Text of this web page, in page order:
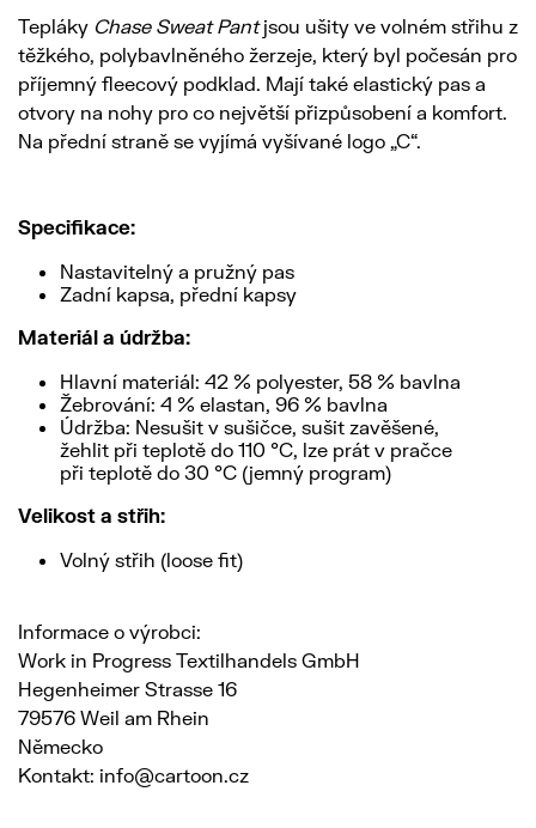
Tepláky Chase Sweat Pantjsou ušity ve volném střihu z
těžkého, polybavlněného žerzeje, který byl počesán pro
příjemný fleecový podklad. Mají také elastický pas a
otvory na nohy pro co největší přizpůsobení a komfort.
Na přední straně se vyjímá vyšívané logo „C“.
Specifikace:
Nastavitelný a pružný pas
Zadní kapsa, přední kapsy
Materiál a údržba:
Hlavní materiál: 42 % polyester, 58 % bavlna
Žebrování: 4 % elastan, 96 % bavlna
Údržba: Nesušit v sušičce, sušit zavěšené,
žehlit při teplotě do 110 °C, lze prát v pračce
při teplotě do 30 °C (jemný program)
Velikost a střih:
Volný střih (loose fit)
Informace o výrobci:
Work in Progress Textilhandels GmbH
Hegenheimer Strasse 16
79576 Weil am Rhein
Německo
Kontakt: info@cartoon.cz